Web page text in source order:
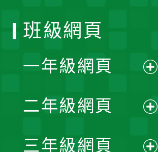
班級網頁
一年級網頁
開
選
二年級網頁
三年級網頁